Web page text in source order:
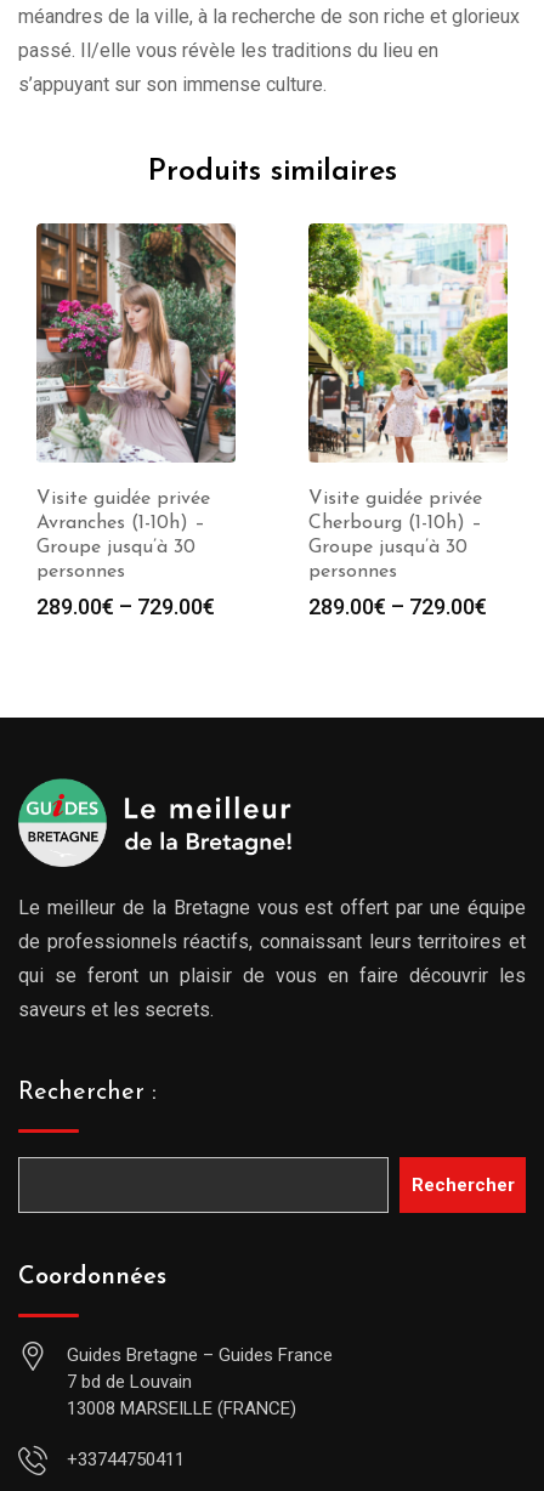
méandres de la ville, à la recherche de son riche et glorieux
passé. Il/elle vous révèle les traditions du lieu en
s’appuyant sur son immense culture.
Produits similaires
Visite guidée privée
Avranches (1-10h) –
Groupe jusqu’à 30
personnes
289.00€ – 729.00€
Visite guidée privée
Cherbourg (1-10h) –
Groupe jusqu’à 30
personnes
289.00€ – 729.00€
Le meilleur de la Bretagne vous est offert par une équipe
de professionnels réactifs, connaissant leurs territoires et
qui se feront un plaisir de vous en faire découvrir les
saveurs et les secrets.
Rechercher :
Rechercher
Coordonnées
Guides Bretagne – Guides France
7 bd de Louvain
13008 MARSEILLE (FRANCE)
+33744750411